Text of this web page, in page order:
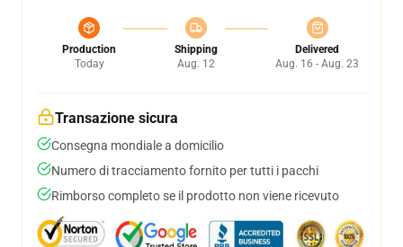
Production
Today
Shipping
Aug. 12
Delivered
Aug. 16 - Aug. 23
Transazione sicura
Consegna mondiale a domicilio
Numero di tracciamento fornito per tutti i pacchi
Rimborso completo se il prodotto non viene ricevuto